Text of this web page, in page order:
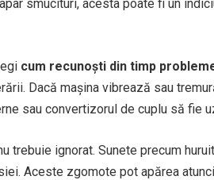
smucituri, acesta poate fi un
cum recunoști din timp
Dacă mașina vibrează sau
sau convertizorul de cuplu să fie
trebuie ignorat. Sunete precum
Aceste zgomote pot apărea